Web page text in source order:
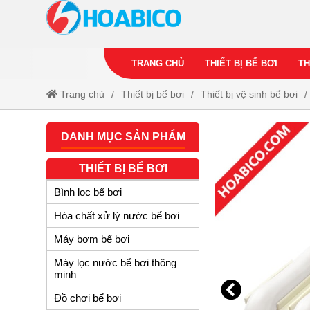
TRANG CHỦ THIẾT BỊ BỂ BƠI
Trang chủ Thiết bị bể bơi Thiết bị vệ sinh bể bơi
DANH MỤC SẢN PHẨM
THIẾT BỊ BỂ BƠI
Bình lọc bể bơi
Hóa chất xử lý nước bể bơi
Máy bơm bể bơi
Máy lọc nước bể bơi thông
minh
Đồ chơi bể bơi